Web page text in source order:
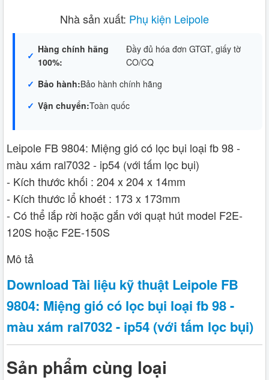
Nhà sản xuất: Phụ kiện Leipole
Hàng chính hãng
100%:
Đầy đủ hóa đơn GTGT, giấy tờ
CO/CQ
Bảo hành:Bảo hành chính hãng
Vận chuyển:Toàn quốc
Leipole FB 9804: Miệng gió có lọc bụi loại fb 98 -
màu xám ral7032 - ip54 (với tấm lọc bụi)
- Kích thước khối : 204 x 204 x 14mm
- Kích thước lổ khoét : 173 x 173mm
- Có thể lắp rời hoặc gắn với quạt hút model F2E-
120S hoặc F2E-150S
Mô tả
Download Tài liệu kỹ thuật Leipole FB
9804: Miệng gió có lọc bụi loại fb 98 -
màu xám ral7032 - ip54 (với tấm lọc bụi)
Sản phẩm cùng loại